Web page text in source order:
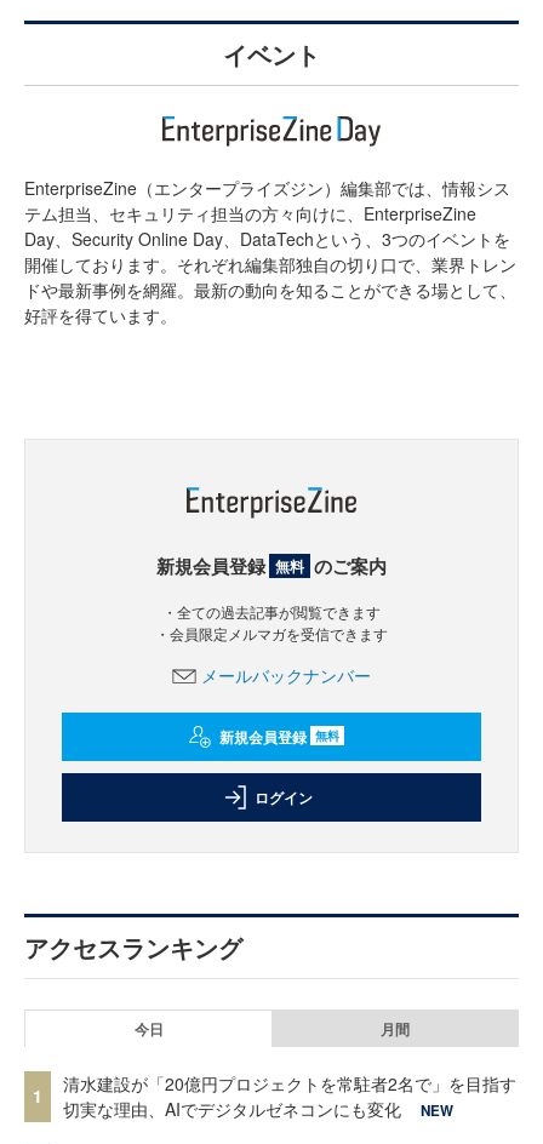
イベント
EnterpriseZine（エンタープライズジン）編集部では、情報シス
テム担当、セキュリティ担当の方々向けに、EnterpriseZine
Day、Security Online Day、DataTechという、3つのイベントを
開催しております。それぞれ編集部独自の切り口で、業界トレン
ドや最新事例を網羅。最新の動向を知ることができる場として、
好評を得ています。
新規会員登録 無料 のご案内
・全ての過去記事が閲覧できます
・会員限定メルマガを受信できます
メールバックナンバー
新規会員登録 無料
ログイン
アクセスランキング
今日 月間
1
清水建設が「20億円プロジェクトを常駐者2名で」を目指す
切実な理由、AIでデジタルゼネコンにも変化
NEW